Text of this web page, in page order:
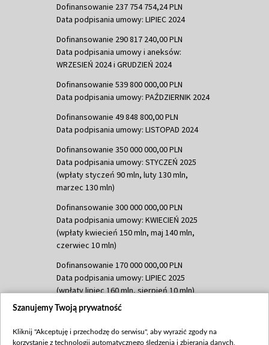
Dofinansowanie 237 754 754,24 PLN
Data podpisania umowy: LIPIEC 2024
Dofinansowanie 290 817 240,00 PLN
Data podpisania umowy i aneksów:
WRZESIEŃ 2024 i GRUDZIEŃ 2024
Dofinansowanie 539 800 000,00 PLN
Data podpisania umowy: PAŹDZIERNIK 2024
Dofinansowanie 49 848 800,00 PLN
Data podpisania umowy: LISTOPAD 2024
Dofinansowanie 350 000 000,00 PLN
Data podpisania umowy: STYCZEŃ 2025
(wpłaty styczeń 90 mln, luty 130 mln,
marzec 130 mln)
Dofinansowanie 300 000 000,00 PLN
Data podpisania umowy: KWIECIEŃ 2025
(wpłaty kwiecień 150 mln, maj 140 mln,
czerwiec 10 mln)
Dofinansowanie 170 000 000,00 PLN
Data podpisania umowy: LIPIEC 2025
(wpłaty lipiec 160 mln, sierpień 10 mln)
Dofinansowanie 60 000 000,00 PLN
(wpłata wrzesień 60 mln)
Szanujemy Twoją prywatność
Kliknij "Akceptuję i przechodzę do serwisu", aby wyrazić zgody na
korzystanie z technologii automatycznego śledzenia i zbierania danych,